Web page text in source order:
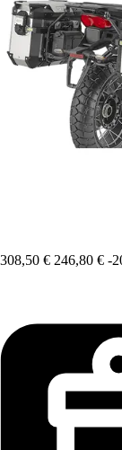
308,50 € 246,80 € -